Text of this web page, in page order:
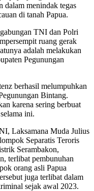
dalam menindak tegas
di tanah Papua.
TNI dan Polri
ruang gerak
adalah melakukan
Pegunungan
berhasil melumpuhkan
Bintang.
karena sering berbuat
ini.
Laksamana Muda Julius
Separatis Teroris
Serambakon,
terlibat pembunuhan
orang asli Papua
juga terlibat dalam
sejak awal 2023.